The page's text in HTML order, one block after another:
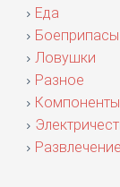
Еда
Боеприпасы
Ловушки
Разное
Компоненты
Развлечение